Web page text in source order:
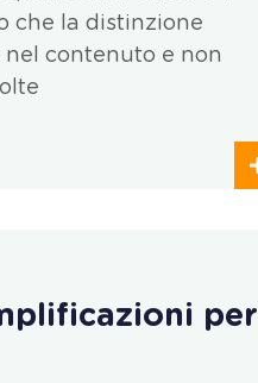
che la distinzione
contenuto e non
per